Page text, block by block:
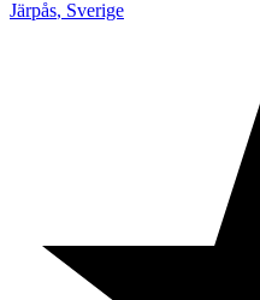
Järpås, Sverige